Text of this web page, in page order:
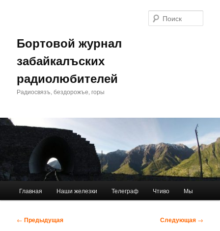
Бортовой журнал
забайкалъских
радиолюбителей
Радиосвязъ, бездорожъе, горы
Главная Наши железки Телеграф Чтиво Мы
Навигация
← Предыдущая Следующая →